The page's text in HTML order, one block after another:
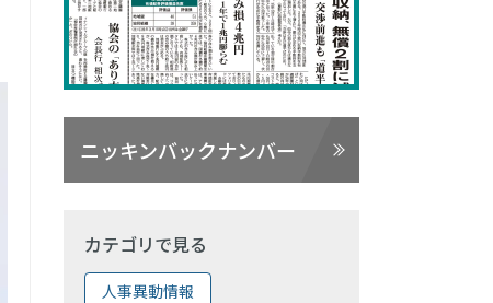
ニッキンバックナンバー
カテゴリで見る
人事異動情報